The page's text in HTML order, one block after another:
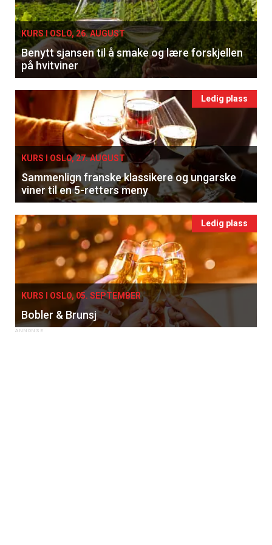
KURS I OSLO, 26. AUGUST
Benytt sjansen til å smake og lære forskjellen
på hvitviner
Ledig plass
KURS I OSLO, 27. AUGUST
Sammenlign franske klassikere og ungarske
viner til en 5-retters meny
Ledig plass
KURS I OSLO, 05. SEPTEMBER
Bobler & Brunsj